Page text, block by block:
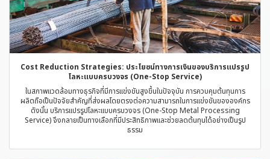
Cost Reduction Strategies: ประโยชน์ทางการเงินของบริการแปรรูป
โลหะแบบครบวงจร (One-Stop Service)
ในสภาพแวดล้อมทางธุรกิจที่มีการแข่งขันสูงขึ้นในปัจจุบัน การควบคุมต้นทุนการ
ผลิตถือเป็นปัจจัยสำคัญที่ส่งผลโดยตรงต่อความสามารถในการแข่งขันขององค์กร
ดังนั้น บริการแปรรูปโลหะแบบครบวงจร (One-Stop Metal Processing
Service) จึงกลายเป็นทางเลือกที่มีประสิทธิภาพและช่วยลดต้นทุนได้อย่างเป็นรูป
ธรรม